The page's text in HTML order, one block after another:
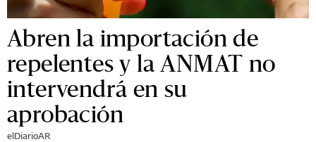
Abren la importación de
repelentes y la ANMAT no
intervendrá en su
aprobación
elDiarioAR